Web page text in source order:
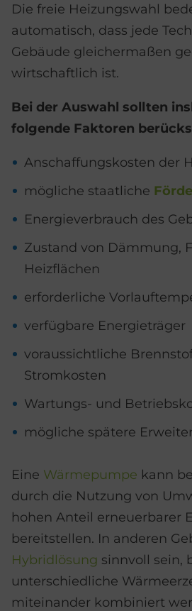
Die freie Heizungswahl
automatisch, dass jede
Gebäude gleichermaßen
wirtschaftlich ist.
Bei der Auswahl sollten
folgende Faktoren
Anschaffungskosten der
mögliche staatliche
Energieverbrauch des
Zustand von Dämmung,
Heizflächen
erforderliche
verfügbare Energieträger
voraussichtliche
Stromkosten
Wartungs- und
mögliche spätere
Eine Wärmepumpe kann
durch die Nutzung von
hohen Anteil erneuerbarer
bereitstellen. In anderen
Hybridlösung sinnvoll sein,
unterschiedliche
miteinander kombiniert